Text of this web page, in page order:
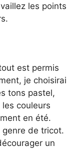
les points
est permis
je choisirai
tons pastel,
les couleurs
en été.
genre de tricot.
un